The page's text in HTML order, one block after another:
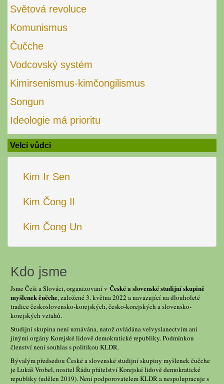
Světová revoluce
Komunismus
Čučche
Vodcovský systém
Kimirsenismus-kimčongilismus
Songun
Ideologie má prioritu
Velcí vůdci
Kim Ir Sen
Kim Čong Il
Kim Čong Un
Kdo jsme
Jsme Češi a Slováci, organizovaní v České a slovenské studijní skupině
myšlenek čučche, založené 3. května 2022 a navazující na dlouholeté
tradice československo-korejských, česko-korejských a slovensko-
korejských vztahů.
Studijní skupina není uznávána, natož ovládána velvyslanectvím ani
jinými orgány Korejské lidově demokratické republiky. Podmínkou
členství není souhlas s politikou KLDR.
Bývalým předsedou České a slovenské studijní skupiny myšlenek čučche
je Lukáš Vrobel, nositel Řádu přátelství Korejské lidově demokratické
republiky (udělen 2019). Není podporovatelem KLDR a nespolupracuje s